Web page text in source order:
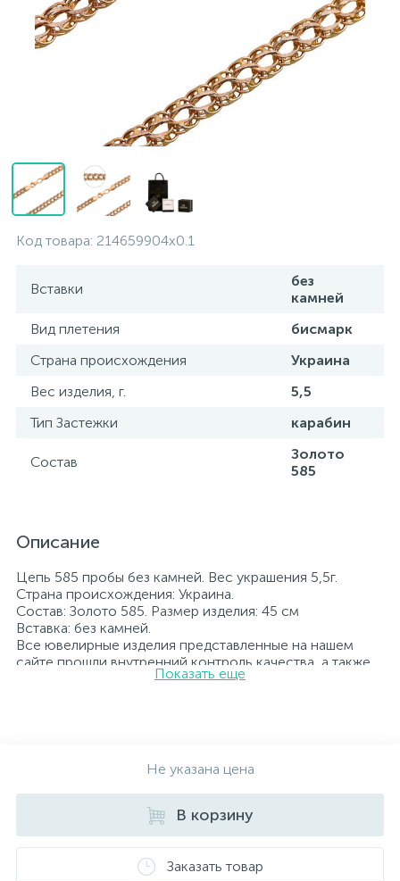
Код товара: 214659904x0.1
Вставки
без
камней
Вид плетения
бисмарк
Страна происхождения
Украина
Вес изделия, г.
5,5
Тип Застежки
карабин
Состав
Золото
585
Описание
Цепь 585 пробы без камней. Вес украшения 5,5г.
Страна происхождения: Украина.
Состав: Золото 585. Размер изделия: 45 см
Вставка: без камней.
Все ювелирные изделия представленные на нашем
сайте прошли внутренний контроль качества, а также
контроль государственной пробирной службой
незначительно отличаться от реальных из-за
особенностей цветопередачи экрана
Показать еще
Не указана цена
В корзину
Заказать товар
Контакты
Оплата и доставка
Серебряные колье
Серебряные цепочки
Серебряные аксессуары
Серебряные сувениры